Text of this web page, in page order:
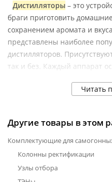
Дистилляторы – это
браги приготовить
сохранением аромата и
представлены наиболее
дистилляторов.
так и без. Каждый аппарат
конденсации пара в спирт.
устройства.
Для нагрева бытового
обычную газовую,
плиту. Все модели
стандартную вытяжку на
Читать
Другие товары в этом
Комплектующие для
Колонны ректификации
Узлы отбора